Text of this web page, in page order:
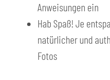
Anweisungen ein
Hab Spaß! Je
natürlicher und
Fotos